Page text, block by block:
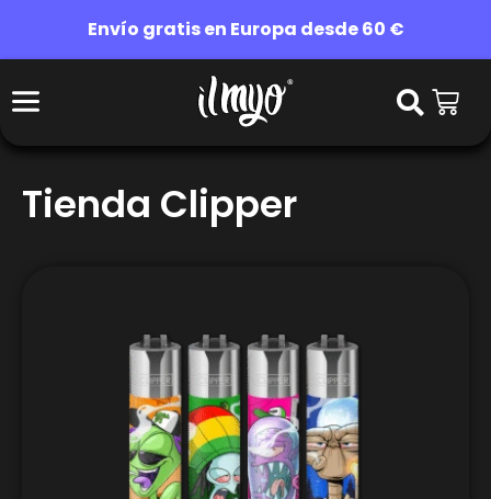
Envío gratis en Europa desde 60 €
Tienda Clipper